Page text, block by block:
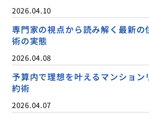
2026.04.10
専門家の視点から読み解く最新の
術の実態
2026.04.08
予算内で理想を叶えるマンション
約術
2026.04.07